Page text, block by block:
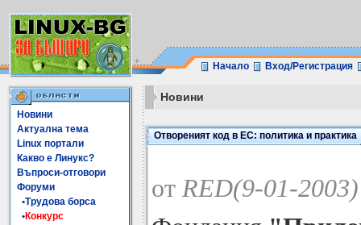
Начало Вход/Регистрация
Новини
Актуална тема
Linux портали
Какво е Линукс?
Въпроси-отговори
Форуми
•Трудова борса
•Конкурс
Новини
Отвореният код в ЕС: политика и практика
от RED(9-01-2003)